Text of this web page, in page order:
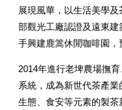
展現風華，以生活美學
部觀光工廠認證及遠東
手興建鹿篙休閒咖啡園，
2014年進行老埤農場撫
系統，成為新世代茶產業
生態、食安等元素的製